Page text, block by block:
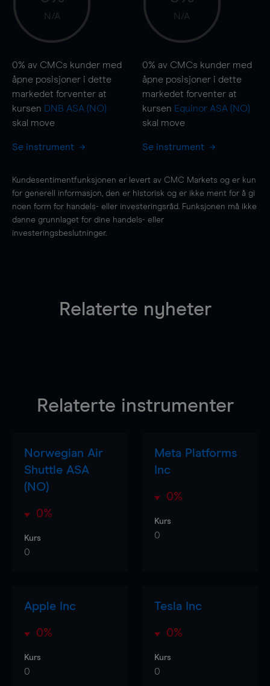
N/A
0% av CMCs kunder med
åpne posisjoner i dette
markedet forventer at
kursen DNB ASA (NO)
skal move
Se instrument
N/A
0% av CMCs kunder med
åpne posisjoner i dette
markedet forventer at
kursen Equinor ASA (NO)
skal move
Se instrument
Kundesentimentfunksjonen er levert av CMC Markets og er kun
for generell informasjon, den er historisk og er ikke ment for å gi
noen form for handels- eller investeringsråd. Funksjonen må ikke
danne grunnlaget for dine handels- eller
investeringsbeslutninger.
Relaterte nyheter
Relaterte instrumenter
Norwegian Air
Shuttle ASA
(NO)
0%
Kurs
0
Meta Platforms
Inc
0%
Kurs
0
Apple Inc
0%
Kurs
0
Tesla Inc
0%
Kurs
0